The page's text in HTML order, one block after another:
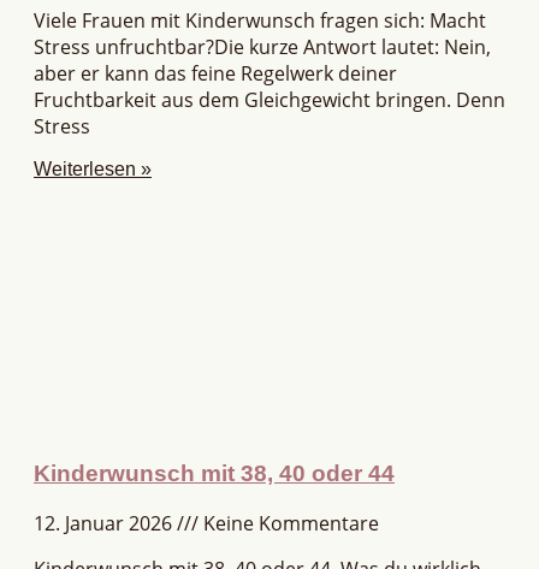
Viele Frauen mit Kinderwunsch fragen sich: Macht
Stress unfruchtbar?Die kurze Antwort lautet: Nein,
aber er kann das feine Regelwerk deiner
Fruchtbarkeit aus dem Gleichgewicht bringen. Denn
Stress
Weiterlesen »
Kinderwunsch mit 38, 40 oder 44
12. Januar 2026
Keine Kommentare